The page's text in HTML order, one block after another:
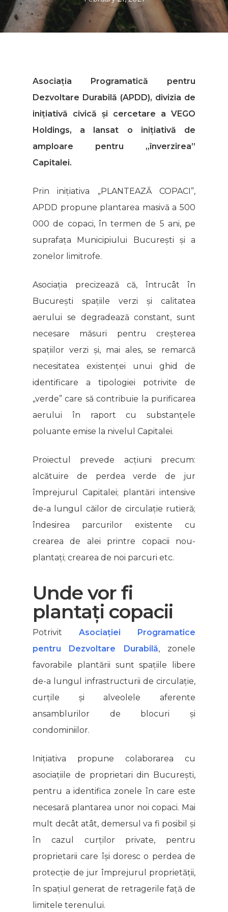
Asociația Programatică pentru
Dezvoltare Durabilă (APDD), divizia de
inițiativă civică și cercetare a VEGO
Holdings, a lansat o inițiativă de
amploare pentru „înverzirea”
Capitalei.
Prin inițiativa „PLANTEAZĂ COPACI”,
APDD propune plantarea masivă a 500
000 de copaci, în termen de 5 ani, pe
suprafața Municipiului București și a
zonelor limitrofe.
Asociația precizează că, întrucât în
București spațiile verzi și calitatea
aerului se degradează constant, sunt
necesare măsuri pentru creșterea
spațiilor verzi și, mai ales, se remarcă
necesitatea existenței unui ghid de
identificare a tipologiei potrivite de
„verde” care să contribuie la purificarea
aerului în raport cu substanțele
poluante emise la nivelul Capitalei.
Proiectul prevede acțiuni precum:
alcătuire de perdea verde de jur
împrejurul Capitalei; plantări intensive
de-a lungul căilor de circulație rutieră;
îndesirea parcurilor existente cu
crearea de alei printre copacii nou-
plantați; crearea de noi parcuri etc.
Unde vor fi
plantați copacii
Potrivit Asociației Programatice
pentru Dezvoltare Durabilă, zonele
favorabile plantării sunt spațiile libere
de-a lungul infrastructurii de circulație,
curțile și alveolele aferente
ansamblurilor de blocuri și
condominiilor.
Inițiativa propune colaborarea cu
asociațiile de proprietari din București,
pentru a identifica zonele în care este
necesară plantarea unor noi copaci. Mai
mult decât atât, demersul va fi posibil și
în cazul curților private, pentru
proprietarii care își doresc o perdea de
protecție de jur împrejurul proprietății,
în spațiul generat de retragerile față de
limitele terenului.